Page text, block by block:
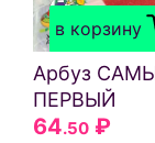
в корзину
Арбуз
ПЕРВЫЙ
64.50 ₽